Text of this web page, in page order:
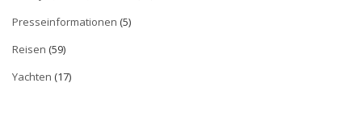
Presseinformationen (5)
Reisen (59)
Yachten (17)